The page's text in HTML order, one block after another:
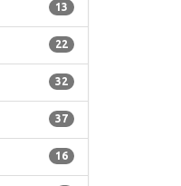
13
22
32
37
16